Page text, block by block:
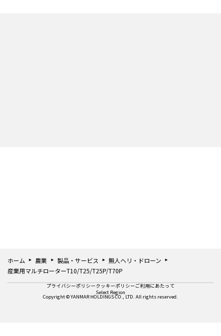
ホーム 農業 製品・サービス
無人ヘリ・ドローン
産業用マルチローターT10/T25/T25P/T70P
Copyright © YANMAR HOLDINGS CO., LTD. All rights reserved.
プライバシーポリシークッキーポリシーご利用にあたって
Select Region